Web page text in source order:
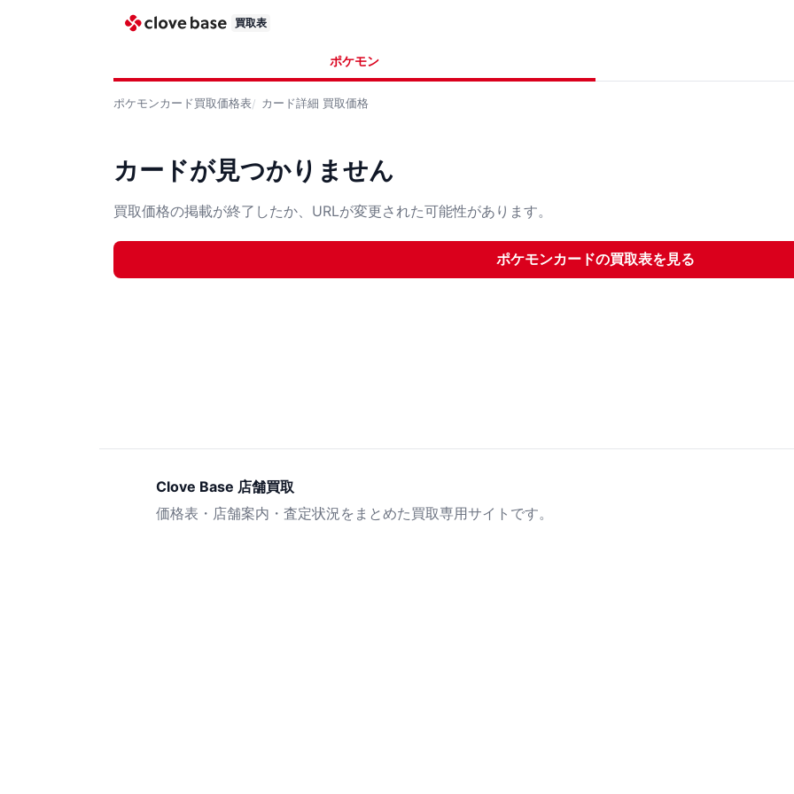
買取表
ポケモン
ポケモンカード買取価格表 カード詳細 買取価格
カードが見つかりません
買取価格の掲載が終了したか、URLが変更された可能性があります。
ポケモンカードの買取表を見る
Clove Base 店舗買取
価格表・店舗案内・査定状況をまとめた買取専用サイトです。